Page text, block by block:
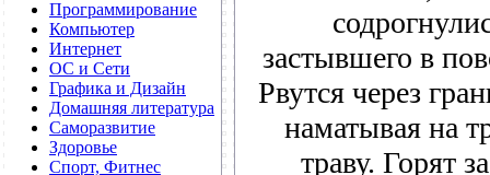
Программирование
Компьютер
Интернет
ОС и Сети
Графика и Дизайн
Домашняя литература
Саморазвитие
Здоровье
Спорт, Фитнес
застывшего в
Рвутся через
наматывая на
траву. Горят